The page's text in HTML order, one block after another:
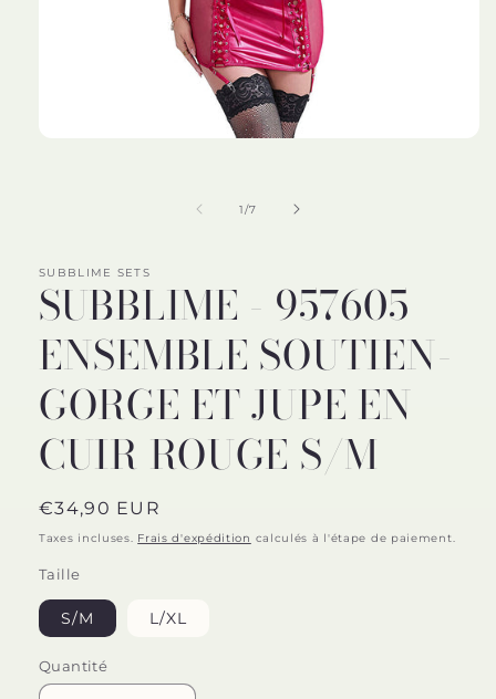
1/de
7
SUBBLIME SETS
SUBBLIME - 957605
ENSEMBLE SOUTIEN-
GORGE ET JUPE EN
CUIR ROUGE S/M
Prix
habituel
€34,90 EUR
Taxes incluses. Frais d'expédition calculés à l'étape de paiement.
Taille
S/M L/XL
Quantité
Quantité